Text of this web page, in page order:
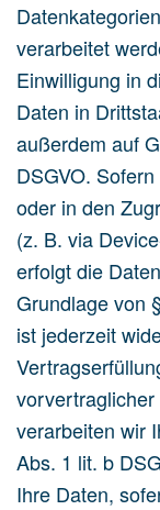
verarbeitet
Einwilligung in
Daten in
außerdem auf
DSGVO.
oder in den
(z. B. via
erfolgt die
Grundlage von
ist jederzeit
verarbeiten wir
Abs. 1 lit. b
Ihre Daten,